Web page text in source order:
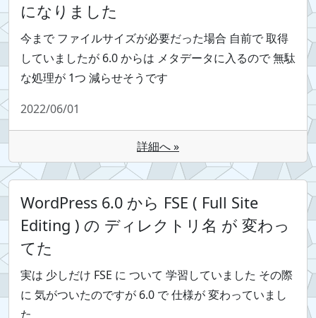
になりました
今まで ファイルサイズが必要だった場合 自前で 取得
していましたが 6.0 からは メタデータに入るので 無駄
な処理が 1つ 減らせそうです
2022/06/01
詳細へ »
WordPress 6.0 から FSE ( Full Site
Editing ) の ディレクトリ名 が 変わっ
てた
実は 少しだけ FSE に ついて 学習していました その際
に 気がついたのですが 6.0 で 仕様が 変わっていまし
た